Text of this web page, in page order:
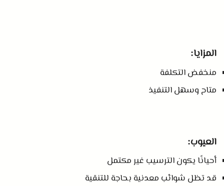
المزايا:
منخفض التكلفة
متاح وسهل التنفيذ
العيوب:
أحيانًا يكون الترسيب غير مكتمل
قد تظل شوائب معدنية بحاجة للتنقية